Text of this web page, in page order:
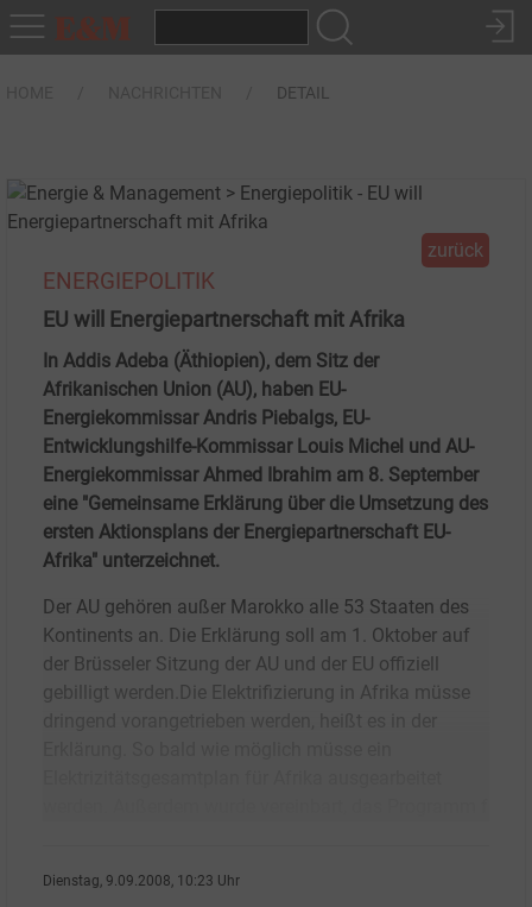
DETAIL
zurück
ENERGIEPOLITIK
EU will Energiepartnerschaft mit Afrika
In Addis Adeba (Äthiopien), dem Sitz der
Afrikanischen Union (AU), haben EU-
Energiekommissar Andris Piebalgs, EU-
Entwicklungshilfe-Kommissar Louis Michel und AU-
Energiekommissar Ahmed Ibrahim am 8. September
eine "Gemeinsame Erklärung über die Umsetzung des
ersten Aktionsplans der Energiepartnerschaft EU-
Afrika" unterzeichnet.
Der AU gehören außer Marokko alle 53 Staaten des
Kontinents an. Die Erklärung soll am 1. Oktober auf
der Brüsseler Sitzung der AU und der EU offiziell
gebilligt werden.Die Elektrifizierung in Afrika müsse
Dienstag, 9.09.2008, 10:23 Uhr